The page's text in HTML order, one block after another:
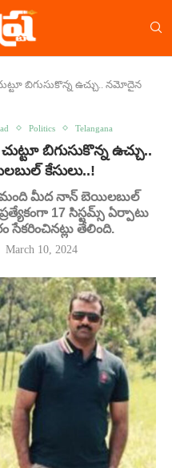
బిగుసుకొన్న ఉచ్చు.. నమోదైన
Politics Telangana
బిగుసుకొన్న ఉచ్చు..
కేసులు..!
మంది మీద నాన్ బెయిలబుల్
17 సిస్టమ్స్ ఏర్పాటు
తేలింది.
March 10, 2024